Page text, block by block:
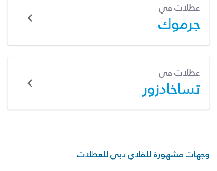
عطلات في
جرموك
عطلات في
تساخادزور
وجهات مشهورة للفلاي دبي للعطلات